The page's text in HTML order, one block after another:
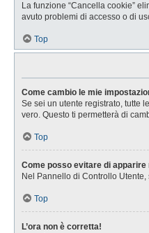
La funzione “Cancella cookie”
avuto problemi di accesso o di
Top
Come cambio le mie
Se sei un utente registrato, tutte
vero. Questo ti permetterà di
Top
Come posso evitare di
Nel Pannello di Controllo Utente,
Top
L’ora non è corretta!